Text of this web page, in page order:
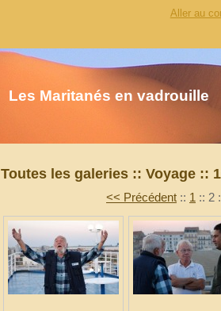
Les Maritanés en vadrouille
Aller au
Toutes les galeries :: Voyage ::
<< Précédent :: 1 :: 2